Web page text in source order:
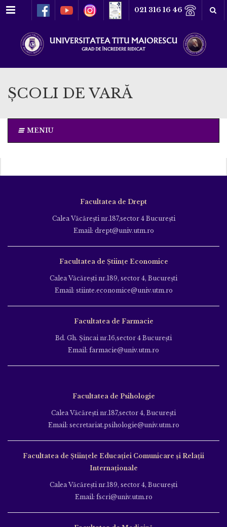
Meniu 021 316 16 46
ȘCOLI DE VARĂ
MENIU
Facultatea de Drept
Calea Văcăreşti nr.187,sector 4 Bucureşti
Email: drept@univ.utm.ro
Facultatea de Științe Economice
Calea Văcăreşti nr.189, sector 4, Bucureşti
Email: stiinte.economice@univ.utm.ro
Facultatea de Farmacie
Bd. Gh. Şincai nr.16,sector 4 Bucureşti
Email: farmacie@univ.utm.ro
Facultatea de Psihologie
Calea Văcăreşti nr.187,sector 4, Bucureşti
Email: secretariat.psihologie@univ.utm.ro
Facultatea de Ştiinţele Educației Comunicare și Relații
Internaționale
Calea Văcăreşti nr.189, sector 4, Bucureşti
Email: fscri@univ.utm.ro